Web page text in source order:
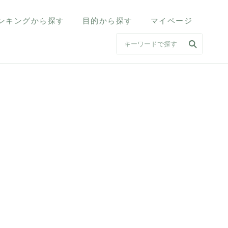
キングから探す 目的から探す マイページ